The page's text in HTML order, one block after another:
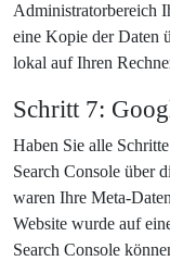
Administratorbereich
eine Kopie der Daten
lokal auf Ihren
Schritt 7:
Haben Sie alle
Search Console über
waren Ihre Meta-
Website wurde auf
Search Console